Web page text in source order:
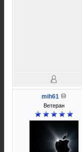
mih61
Ветеран